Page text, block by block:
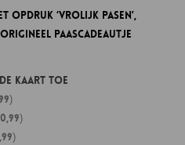
opdruk ‘Vrolijk Pasen’,
Paascadeautje
kaart toe